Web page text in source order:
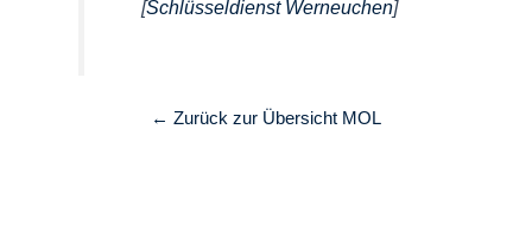
[Schlüsseldienst Werneuchen]
← Zurück zur Übersicht MOL